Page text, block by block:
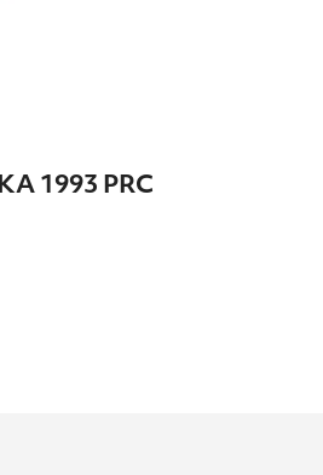
1993 PRC